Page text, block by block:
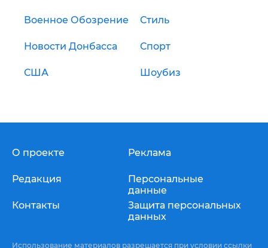
Военное Обозрение Стиль
Новости Донбасса Спорт
США Шоубиз
О проекте
Редакция
Контакты
Реклама
Персональные
данные
Защита персональных
данных
Использование материалов разрешается при условии ссылки